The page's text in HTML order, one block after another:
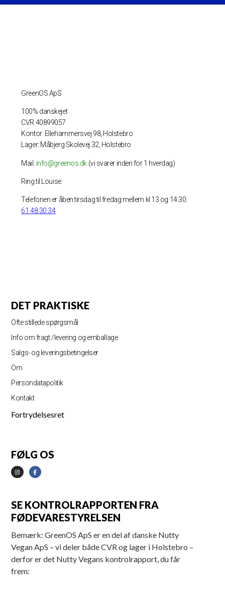
GreenOS ApS
100% danskejet
CVR 40899057
Kontor: Ellehammersvej 98, Holstebro
Lager: Måbjerg Skolevej 32, Holstebro
Mail: info@greenos.dk (vi svarer inden for 1 hverdag)
Ring til Louise:
Telefonen er åben tirsdag til fredag mellem kl 13 og 14.30:
61 48 30 34
DET PRAKTISKE
Ofte stillede spørgsmål
Info om fragt /levering og emballage
Salgs- og leveringsbetingelser
Om
Persondatapolitik
Kontakt
Fortrydelsesret
FØLG OS
SE KONTROLRAPPORTEN FRA
FØDEVARESTYRELSEN
Bemærk: GreenOS ApS er en del af danske Nutty
Vegan ApS – vi deler både CVR og lager i Holstebro –
derfor er det Nutty Vegans kontrolrapport, du får
frem: